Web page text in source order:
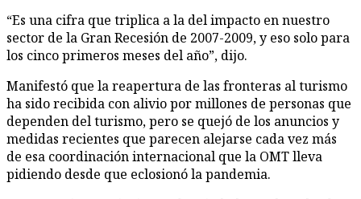
“Es una cifra que triplica a la del impacto en nuestro
sector de la Gran Recesión de 2007-2009, y eso solo para
los cinco primeros meses del año”, dijo.
Manifestó que la reapertura de las fronteras al turismo
ha sido recibida con alivio por millones de personas que
dependen del turismo, pero se quejó de los anuncios y
medidas recientes que parecen alejarse cada vez más
de esa coordinación internacional que la OMT lleva
pidiendo desde que eclosionó la pandemia.